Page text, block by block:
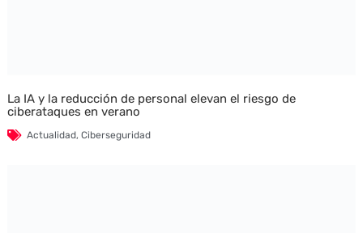
La IA y la reducción de personal elevan el riesgo de
ciberataques en verano
Actualidad, Ciberseguridad